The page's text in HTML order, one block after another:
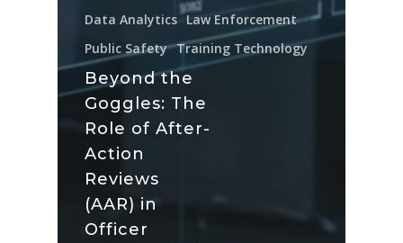
Data Analytics Law Enforcement
Public Safety Training Technology
Beyond the
Goggles: The
Role of After-
Action
Reviews
(AAR) in
Officer